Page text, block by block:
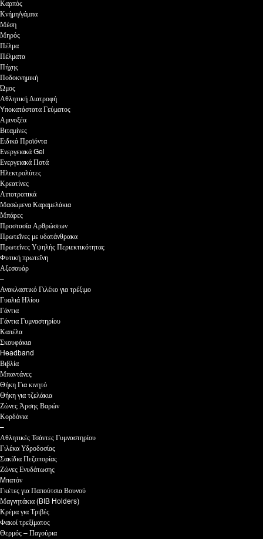
Καρπός
Κνήμη/γάμπα
Μέση
Μηρός
Πέλμα
Πέλματα
Πήχης
Ποδοκνημική
Ώμος
Αθλητική Διατροφή
Yποκατάστατα Γεύματος
Αμινοξέα
Βιταμίνες
Ειδικά Προϊόντα
Ενεργειακά Gel
Ενεργειακά Ποτά
Ηλεκτρολύτες
Κρεατίνες
Λιποτροπικά
Μασώμενα Καραμελάκια
Μπάρες
Προστασία Αρθρώσεων
Πρωτεΐνες με υδατάνθρακα
Πρωτεΐνες Υψηλής Περιεκτικότητας
Φυτική πρωτεΐνη
Αξεσουάρ
–
Ανακλαστικό Γιλέκο για τρέξιμο
Γυαλιά Ηλίου
Γάντια
Γάντια Γυμναστηρίου
Καπέλα
Σκουφάκια
Headband
Βιβλία
Μπαντάνες
Θήκη Για κινητό
Θήκη για τζελάκια
Ζώνες Άρσης Βαρών
Κορδόνια
–
Αθλητικές Τσάντες Γυμναστηρίου
Γιλέκα Υδροδοσίας
Σακίδια Πεζοπορίας
Ζώνες Ενυδάτωσης
Mπατόν
Γκέτες για Παπούτσια Βουνού
Μαγνητάκια (BIB Holders)
Κρέμα για Τριβές
Φακοί τρεξίματος
Θερμός – Παγούρια